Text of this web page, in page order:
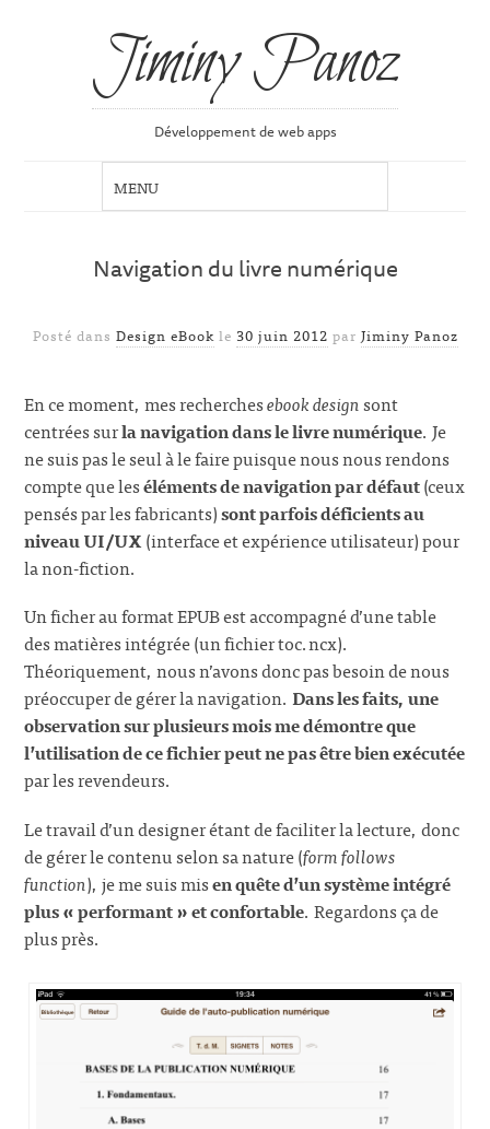
Jiminy Panoz
Développement de web apps
Navigation du livre numérique
Posté dans Design eBook le 30 juin 2012 par Jiminy Panoz
En ce moment, mes recherchesebook designsont
centrées surla navigation dans le livre numérique. Je
ne suis pas le seul à le faire puisque nous nous rendons
compte que leséléments de navigation par défaut(ceux
pensés par les fabricants)sont parfois déficients au
niveau UI/UX(interface et expérience utilisateur) pour
la non-fiction.
Un ficher au format EPUB est accompagné d’une table
des matières intégrée (un fichier toc.ncx).
Théoriquement, nous n’avons donc pas besoin de nous
préoccuper de gérer la navigation.Dans les faits, une
observation sur plusieurs mois me démontre que
l’utilisation de ce fichier peut ne pas être bien exécutée
par les revendeurs.
Le travail d’un designer étant de faciliter la lecture, donc
de gérer le contenu selon sa nature (form follows
function), je me suis misen quête d’un système intégré
plus « performant » et confortable. Regardons ça de
plus près.